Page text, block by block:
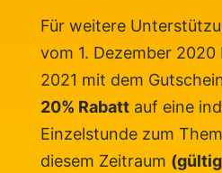
Für weitere
vom 1. Dezember 2020
2021 mit dem
20% Rabattauf eine
Einzelstunde zum
diesem Zeitraum